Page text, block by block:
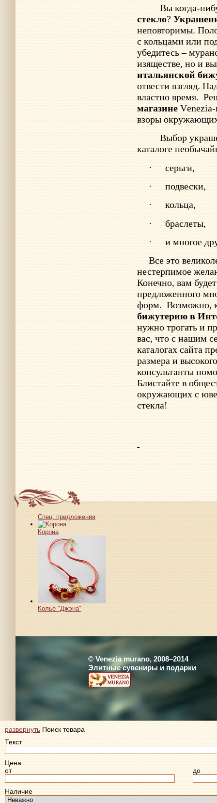
Вы когда-
стекло?
неповторимы.
с кольцами или
убедитесь –
изяществе, но и
итальянской
отвести взгляд.
властно время.
магазине V
взоры
Выбор
каталоге
·
серьги,
·
подвески,
·
кольца,
·
браслеты,
·
и многое
Все это
нестерпимое
Конечно, вам
предложенного
форм. Возможно,
бижутерию в
нужно трогать и
вас, что с нашим
каталогах сайта
размера и
консультанты
Блистайте в
окружающих с
стекла!
Спец. предложения
Корона
Колье "Джэна"
© Venezia murano, 2008–2014
Элитные сувениры и подарки
развернуть Поиск товара
Текст
Цена
от
до
Наличие